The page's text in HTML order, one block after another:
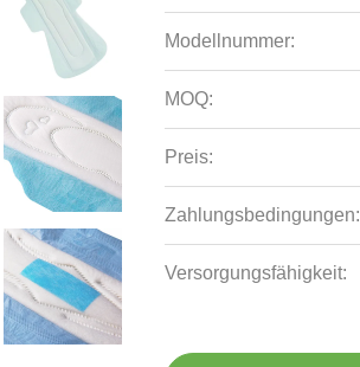
Modellnummer:
MOQ:
Preis:
Zahlungsbedingungen:
Versorgungsfähigkeit: